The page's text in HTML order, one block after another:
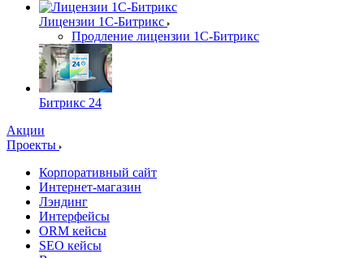
Лицензии 1С-Битрикс
Продление лицензии 1С-Битрикс
Битрикс 24
Акции
Проекты
Корпоративный сайт
Интернет-магазин
Лэндинг
Интерфейсы
ORM кейсы
SEO кейсы